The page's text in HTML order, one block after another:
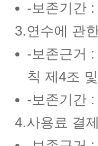
-보존기간
3.연수에 관
-보존근거
칙 제4조
-보존기간
4.사용료 결